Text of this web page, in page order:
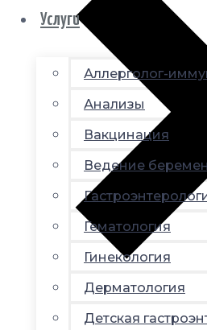
Услуги
Аллерголог-
Анализы
Вакцинация
Ведение
Гематология
Гинекология
Дерматология
Детская